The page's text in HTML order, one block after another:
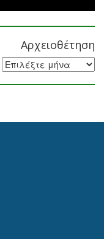
Αρχειοθέτηση
Αρχειοθέτηση